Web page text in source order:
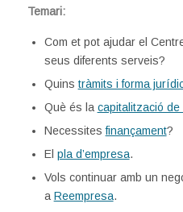
Temari:
Com et pot ajudar el
seus diferents serveis?
Quins tràmits i forma
Què és la capitalització de
Necessitesfinançament?
El pla d’empresa.
Vols continuar amb un
a Reempresa.